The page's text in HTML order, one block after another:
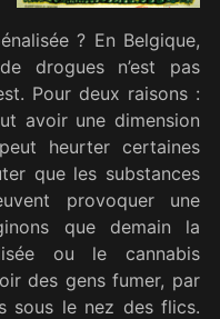
? En Belgique,
drogues n’est pas
Pour deux raisons :
avoir une dimension
heurter certaines
que les substances
provoquer une
que demain la
ou le cannabis
des gens fumer, par
sous le nez des flics.